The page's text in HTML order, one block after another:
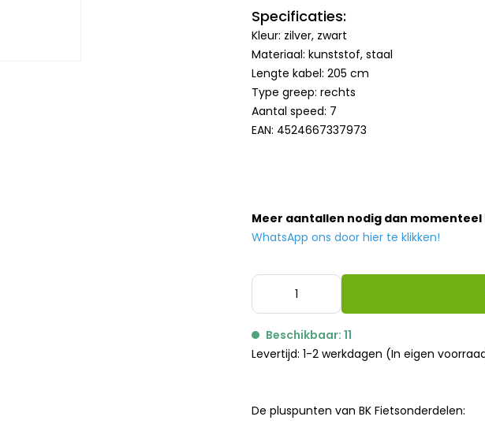
Specificaties:
Kleur: zilver, zwart
Materiaal: kunststof, staal
Lengte kabel: 205 cm
Type greep: rechts
Aantal speed: 7
EAN: 4524667337973
Meer aantallen nodig dan
WhatsApp ons door hier te klikken!
Beschikbaar: 11
Levertijd: 1-2 werkdagen (In eigen
De pluspunten van BK Fietsonderdelen: